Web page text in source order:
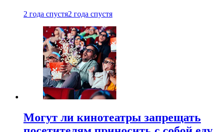
2 года спустя2 года спустя
Могут ли кинотеатры запрещать